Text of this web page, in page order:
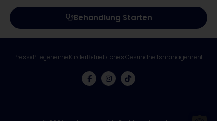
Behandlung Starten
PressePflegeheimeKinderBetriebliches Gesundheitsmanagement